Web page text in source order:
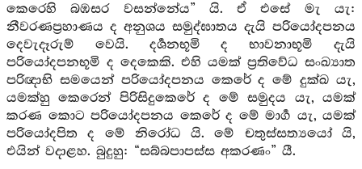
කෙරෙහි බඹසර වසන්නේය” යි. ඒ එසේ මැ යැ:
නීවරණප්‍රහාණය ද අනුශය සමුද්ඝාතය දැයි පරියෝදපනය
දෙවැදෑරුම් වෙයි. දර්‍ශනභූමි ද භාවනාභූමි දැයි
පරියෝදපනභූමි ද දෙකෙකි. එහි යමක් ප්‍රතිවේධ සංඛ්‍යාත
පරිඥාභි සමයෙන් පරියෝදපනය කෙරේ ද මේ දුක්ඛ යැ,
යමක්හු කෙරෙන් පිරිසිදුකෙරේ ද මේ සමුදය යැ, යමක්
කරණ කොට පරියෝදපනය කෙරේ ද මේ මාර්‍ග යැ, යමක්
පරියෝදපිත ද මේ නිරෝධ යි. මේ චතුස්සත්‍යයෝ යි,
එයින් වදාළහ. බුදුහු: “සබ්බපාපස්ස අකරණං” යී.